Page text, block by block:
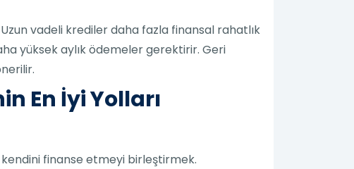
vadeli krediler daha fazla finansal rahatlık
yüksek aylık ödemeler gerektirir. Geri
En İyi Yolları
finanse etmeyi birleştirmek.